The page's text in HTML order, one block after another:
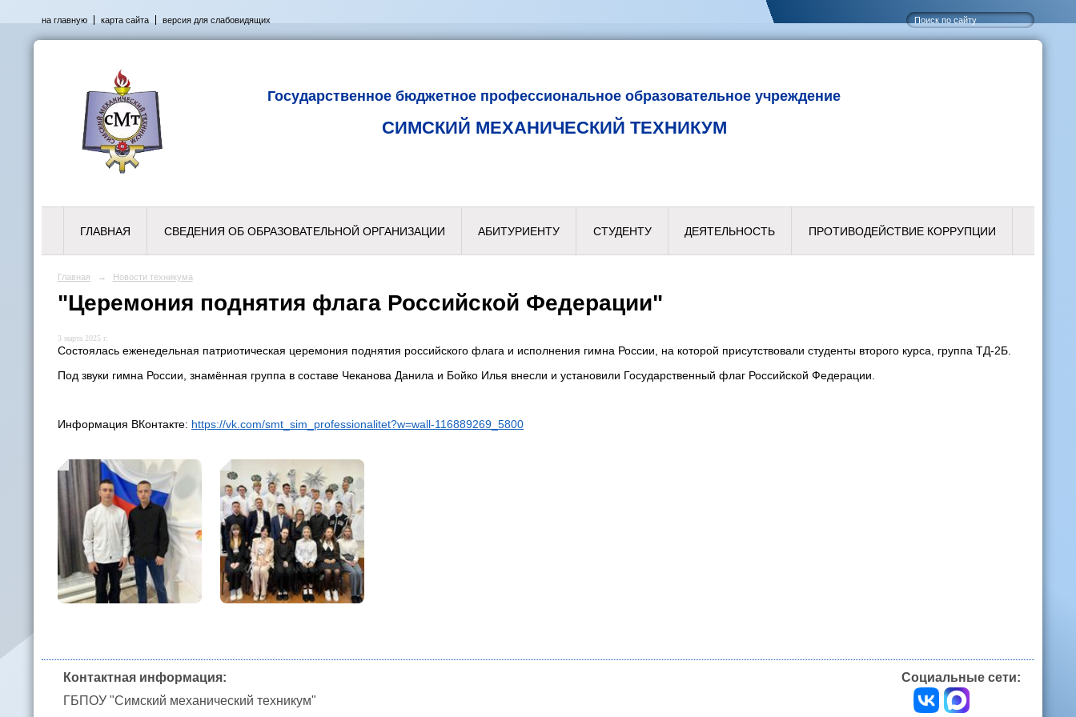
на главную карта сайта версия для слабовидящих
Государственное бюджетное профессиональное образовательное учреждение
СИМСКИЙ МЕХАНИЧЕСКИЙ ТЕХНИКУМ
ГЛАВНАЯ СВЕДЕНИЯ ОБ ОБРАЗОВАТЕЛЬНОЙ ОРГАНИЗАЦИИ АБИТУРИЕНТУ СТУДЕНТУ ДЕЯТЕЛЬНОСТЬ ПРОТИВОДЕЙСТВИЕ КОРРУПЦИИ
Главная → Новости техникума
"Церемония поднятия флага Российской Федерации"
3 марта 2025 г.
Состоялась еженедельная патриотическая церемония поднятия российского флага и исполнения гимна России, на которой присутствовали студенты второго курса, группа ТД-2Б.
Под звуки гимна России, знамённая группа в составе Чеканова Данила и Бойко Илья внесли и установили Государственный флаг Российской Федерации.
Информация ВКонтакте: https://vk.com/smt_sim_professionalitet?w=wall-116889269_5800
Контактная информация:
Социальные сети:
ГБПОУ "Симский механический техникум"